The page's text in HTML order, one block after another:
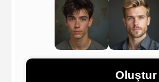
Oluştur